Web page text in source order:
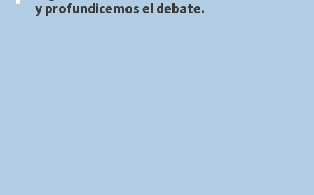
y profundicemos el debate.